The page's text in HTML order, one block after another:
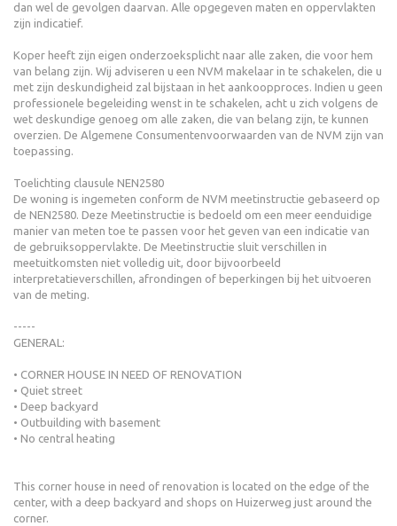
dan wel de gevolgen daarvan. Alle opgegeven maten en oppervlakten
zijn indicatief.
Koper heeft zijn eigen onderzoeksplicht naar alle zaken, die voor hem
van belang zijn. Wij adviseren u een NVM makelaar in te schakelen, die u
met zijn deskundigheid zal bijstaan in het aankoopproces. Indien u geen
professionele begeleiding wenst in te schakelen, acht u zich volgens de
wet deskundige genoeg om alle zaken, die van belang zijn, te kunnen
overzien. De Algemene Consumentenvoorwaarden van de NVM zijn van
toepassing.
Toelichting clausule NEN2580
De woning is ingemeten conform de NVM meetinstructie gebaseerd op
de NEN2580. Deze Meetinstructie is bedoeld om een meer eenduidige
manier van meten toe te passen voor het geven van een indicatie van
de gebruiksoppervlakte. De Meetinstructie sluit verschillen in
meetuitkomsten niet volledig uit, door bijvoorbeeld
interpretatieverschillen, afrondingen of beperkingen bij het uitvoeren
van de meting.
-----
GENERAL:
• CORNER HOUSE IN NEED OF RENOVATION
• Quiet street
• Deep backyard
• Outbuilding with basement
• No central heating
This corner house in need of renovation is located on the edge of the
center, with a deep backyard and shops on Huizerweg just around the
corner.